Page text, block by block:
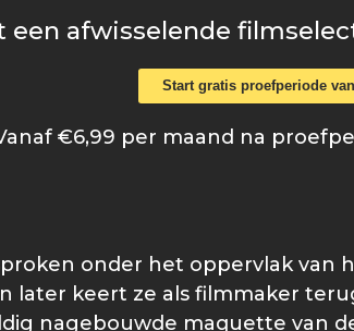
afwisselende
Start gratis proefperiode
€6,99 per maand na
onder het oppervlak van
later keert ze als filmmaker
nagebouwde maquette van